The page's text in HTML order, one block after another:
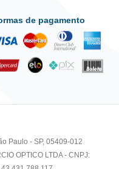
de pagamento
Paulo - SP, 05409-012
OPTICO LTDA - CNPJ: